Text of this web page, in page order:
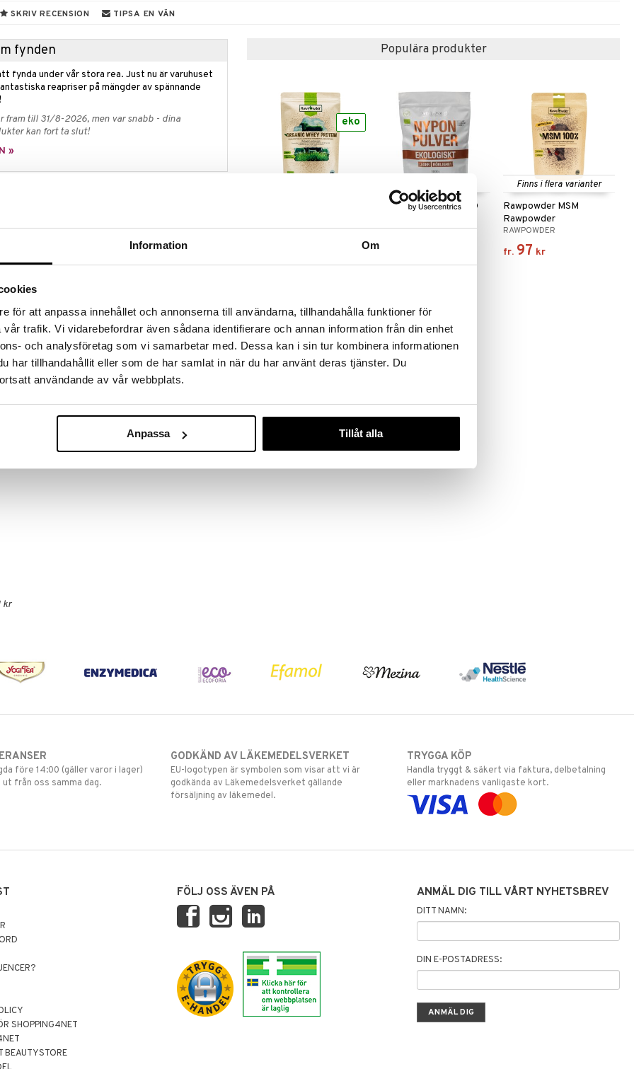
Information Om
för att anpassa innehållet och annonserna till användarna, tillhandahålla funktioner för
trafik. Vi vidarebefordrar även sådana identifierare och annan information från din enhet
och analysföretag som vi samarbetar med. Dessa kan i sin tur kombinera informationen
har tillhandahållit eller som de har samlat in när du har använt deras tjänster. Du
användande av vår webbplats.
Anpassa Tillåt alla
SKRIV RECENSION TIPSA EN VÄN
fynden
fynda under vår stora rea. Just nu är varuhuset
reapriser på mängder av spännande
fram till 31/8-2026, men var snabb - dina
kan fort ta slut!
»
är en populär god matsvamp som är den
ner i soppor och såser för att få en god
att undvika fukt och förlänga hållbarheten.
daglig dos bör inte överskridas. Kosttillskott
till en varierad kost. Förvaras utom räckhåll för små
kr
Populära produkter
RAWPOWDER
eko
WellAware Nypon EKO
WELLAWARE
272
Finns i flera varianter
Rawpowder MSM
Rawpowder
RAWPOWDER
fr. 97 kr
Rawpowder
eko
före 14:00 (gäller varor i lager)
från oss samma dag.
GODKÄND AV LÄKEMEDELSVERKET
EU-logotypen är symbolen som visar att vi är
godkända av Läkemedelsverket gällande
försäljning av läkemedel.
TRYGGA KÖP
Handla tryggt & säkert via faktura, delbetalning
eller marknadens vanligaste kort.
SHOPPING4NET
BEAUTYSTORE
FÖLJ OSS ÄVEN PÅ ANMÄL DIG TILL VÅRT NYHETSBREV
DITT NAMN:
DIN E-POSTADRESS: